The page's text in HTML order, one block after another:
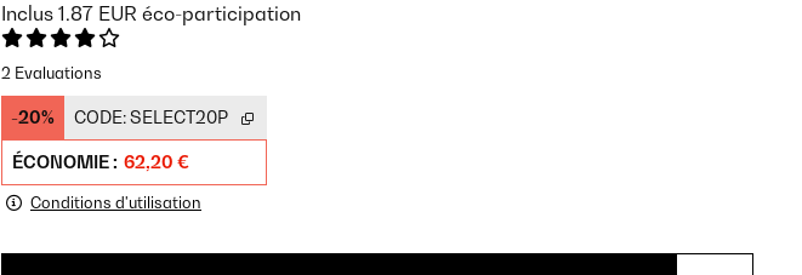
Inclus 1.87 EUR éco-participation
2 Evaluations
-20% CODE:SELECT20P
ÉCONOMIE : 62,20 €
Conditions d'utilisation